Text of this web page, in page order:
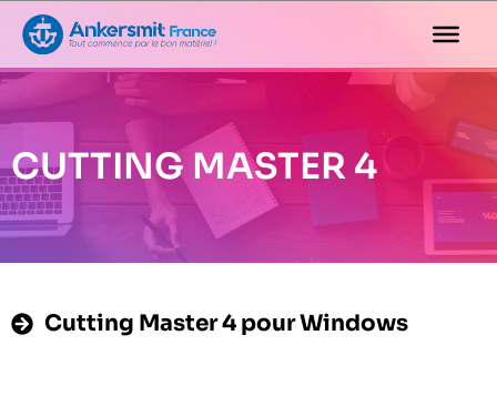
CUTTING MASTER 4
Cutting Master 4 pour Windows